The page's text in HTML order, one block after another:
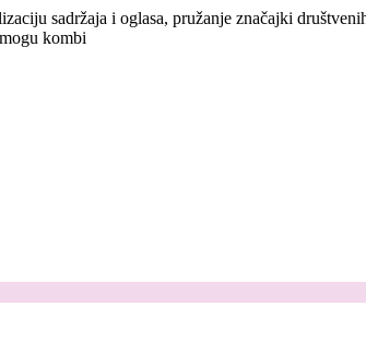
sadržaja i oglasa, pružanje značajki
kombi